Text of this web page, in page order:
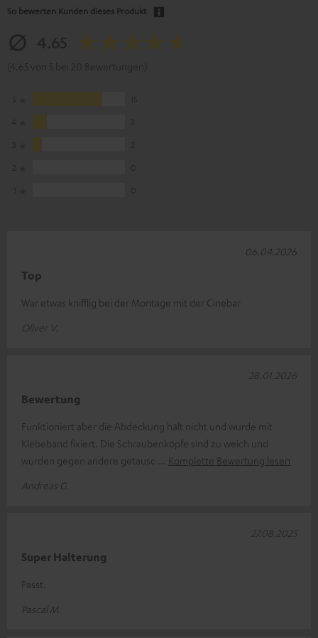
So bewerten Kunden dieses Produkt
Top
War etwas knifflig bei der Montage mit der Cinebar
Oliver V.
06.04.2026
Bewertung
Funktioniert aber die Abdeckung hält nicht und wurde mit
Klebeband fixiert. Die Schraubenköpfe sind zu weich und
wurden gegen andere getausc
Komplette Bewertung lesen
Andreas G.
28.01.2026
Super Halterung
Passt.
Pascal M.
27.08.2025